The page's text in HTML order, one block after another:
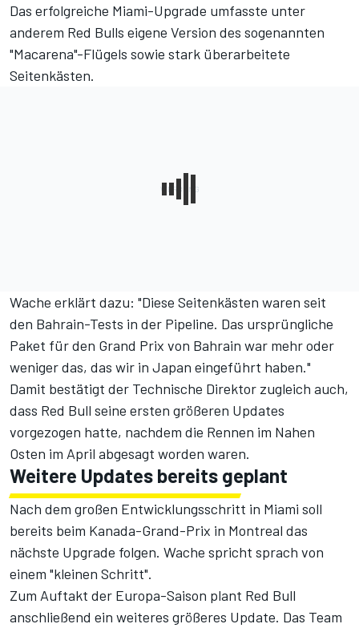
Das erfolgreiche Miami-Upgrade umfasste unter
anderem Red Bulls eigene Version des sogenannten
"Macarena"-Flügels sowie stark überarbeitete
Seitenkästen.
Wache erklärt dazu: "Diese Seitenkästen waren seit
den Bahrain-Tests in der Pipeline. Das ursprüngliche
Paket für den Grand Prix von Bahrain war mehr oder
weniger das, das wir in Japan eingeführt haben."
Damit bestätigt der Technische Direktor zugleich auch,
dass Red Bull seine ersten größeren Updates
vorgezogen hatte, nachdem die Rennen im Nahen
Osten im April abgesagt worden waren.
Weitere Updates bereits geplant
Nach dem großen Entwicklungsschritt in Miami soll
bereits beim Kanada-Grand-Prix in Montreal das
nächste Upgrade folgen. Wache spricht sprach von
einem "kleinen Schritt".
Zum Auftakt der Europa-Saison plant Red Bull
anschließend ein weiteres größeres Update. Das Team